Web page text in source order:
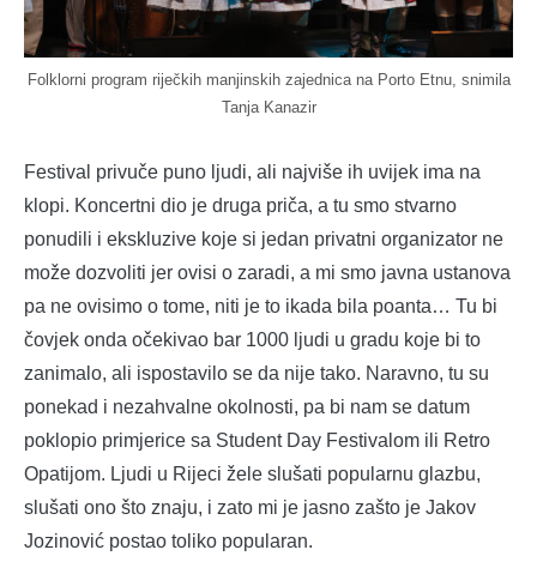
Folklorni program riječkih manjinskih zajednica na Porto Etnu, snimila
Tanja Kanazir
Festival privuče puno ljudi, ali najviše ih uvijek ima na
klopi. Koncertni dio je druga priča, a tu smo stvarno
ponudili i ekskluzive koje si jedan privatni organizator ne
može dozvoliti jer ovisi o zaradi, a mi smo javna ustanova
pa ne ovisimo o tome, niti je to ikada bila poanta… Tu bi
čovjek onda očekivao bar 1000 ljudi u gradu koje bi to
zanimalo, ali ispostavilo se da nije tako. Naravno, tu su
ponekad i nezahvalne okolnosti, pa bi nam se datum
poklopio primjerice sa Student Day Festivalom ili Retro
Opatijom. Ljudi u Rijeci žele slušati popularnu glazbu,
slušati ono što znaju, i zato mi je jasno zašto je Jakov
Jozinović postao toliko popularan.